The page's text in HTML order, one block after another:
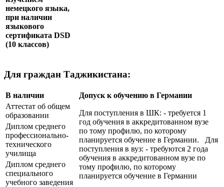
немецкого языка,
при наличии
языкового
сертификата DSD
(10 классов)
Для граждан Таджикистана:
В наличии
Допуск к обучению в Германии
Аттестат об общем
образовании
Для поступления в ШК: - требуется 1
год обучения в аккредитованном вузе
по тому профилю, по которому
планируется обучение в Германии. Для
поступления в вуз: - требуются 2 года
обучения в аккредитованном вузе по
тому профилю, по которому
планируется обучение в Германии
Диплом среднего
профессионально-
технического
училища
Диплом среднего
специального
учебного заведения